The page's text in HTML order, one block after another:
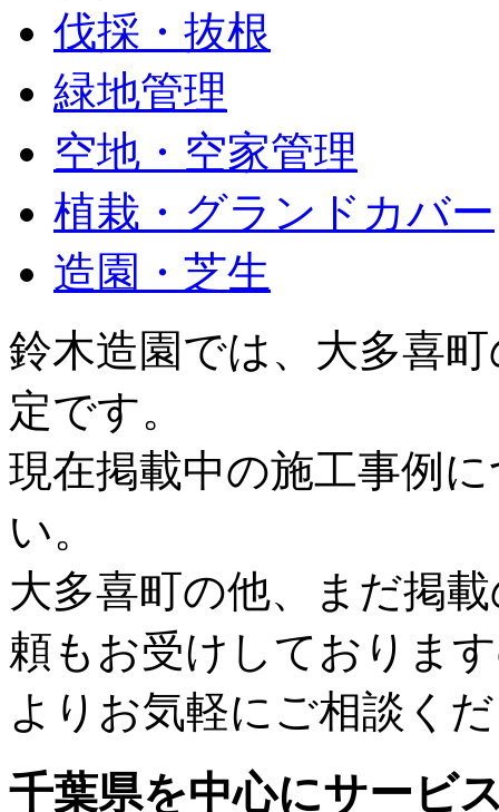
伐採・抜根
緑地管理
空地・空家管理
植栽・グランドカバー
造園・芝生
鈴木造園では、大多喜
定です。
現在掲載中の施工事例
い。
大多喜町の他、まだ掲
頼もお受けしておりま
よりお気軽にご相談く
千葉県を中心にサービ